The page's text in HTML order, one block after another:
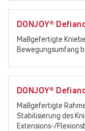
DONJOY®
Maßgefertigte
Bewegungsumfang
DONJOY®
Maßgefertigte
Stabilisierung des
Extensions-/